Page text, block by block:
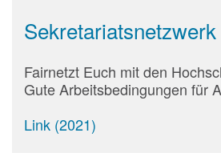
Sekretariatsnetzwerk
Fairnetzt Euch mit den
Gute Arbeitsbedingungen für
Link (2021)